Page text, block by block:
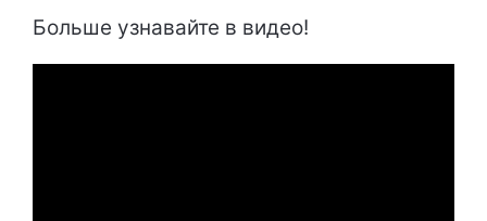
Больше узнавайте в видео!